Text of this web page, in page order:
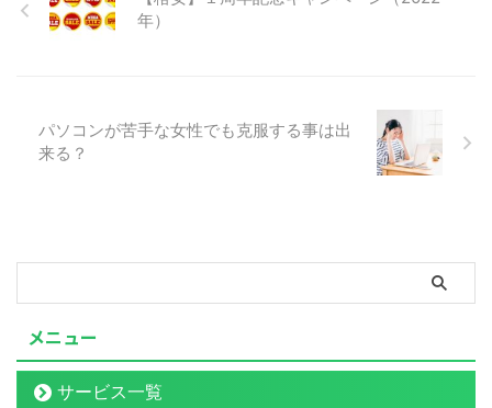
年）
パソコンが苦手な女性でも克服する事は出
来る？
メニュー
サービス一覧